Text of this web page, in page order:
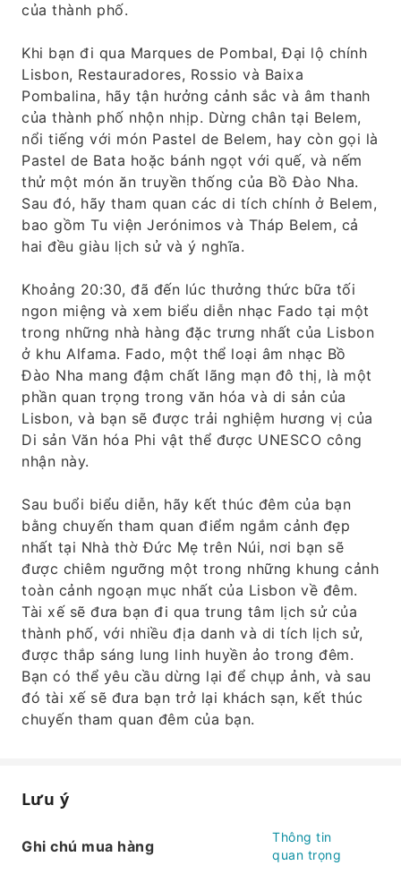
của thành phố.
Khi bạn đi qua Marques de Pombal, Đại lộ chính
Lisbon, Restauradores, Rossio và Baixa
Pombalina, hãy tận hưởng cảnh sắc và âm thanh
của thành phố nhộn nhịp. Dừng chân tại Belem,
nổi tiếng với món Pastel de Belem, hay còn gọi là
Pastel de Bata hoặc bánh ngọt với quế, và nếm
thử một món ăn truyền thống của Bồ Đào Nha.
Sau đó, hãy tham quan các di tích chính ở Belem,
bao gồm Tu viện Jerónimos và Tháp Belem, cả
hai đều giàu lịch sử và ý nghĩa.
Khoảng 20:30, đã đến lúc thưởng thức bữa tối
ngon miệng và xem biểu diễn nhạc Fado tại một
trong những nhà hàng đặc trưng nhất của Lisbon
ở khu Alfama. Fado, một thể loại âm nhạc Bồ
Đào Nha mang đậm chất lãng mạn đô thị, là một
phần quan trọng trong văn hóa và di sản của
Lisbon, và bạn sẽ được trải nghiệm hương vị của
Di sản Văn hóa Phi vật thể được UNESCO công
nhận này.
Sau buổi biểu diễn, hãy kết thúc đêm của bạn
bằng chuyến tham quan điểm ngắm cảnh đẹp
nhất tại Nhà thờ Đức Mẹ trên Núi, nơi bạn sẽ
được chiêm ngưỡng một trong những khung cảnh
toàn cảnh ngoạn mục nhất của Lisbon về đêm.
Tài xế sẽ đưa bạn đi qua trung tâm lịch sử của
thành phố, với nhiều địa danh và di tích lịch sử,
được thắp sáng lung linh huyền ảo trong đêm.
Bạn có thể yêu cầu dừng lại để chụp ảnh, và sau
đó tài xế sẽ đưa bạn trở lại khách sạn, kết thúc
chuyến tham quan đêm của bạn.
Lưu ý
Ghi chú mua hàng
Thông tin
quan trọng